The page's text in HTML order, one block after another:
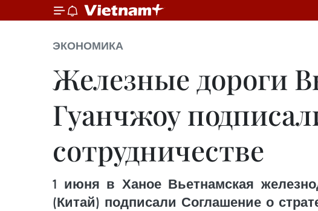
ЭКОНОМИКА
Железные дороги
Гуанчжоу
сотрудничестве
1 июня в Ханое Вьетнамская
(Китай) подписали Соглашение о